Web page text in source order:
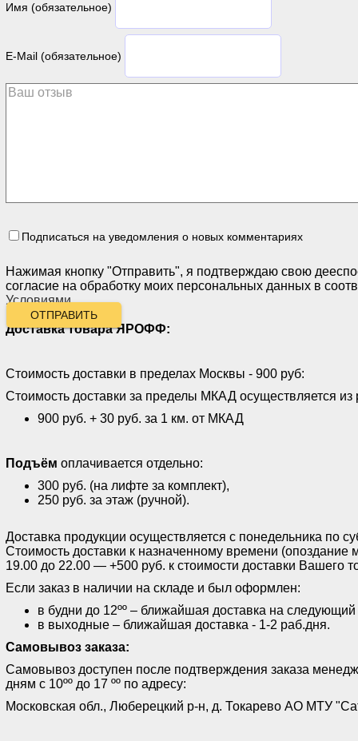
Имя (обязательное)
E-Mail (обязательное)
Подписаться на уведомления о новых комментариях
Нажимая кнопку "Отправить", я подтверждаю свою
согласие на обработку моих персональных данных в
Условиями.
ОТПРАВИТЬ
Доставка товара ЯРОФФ:
Стоимость доставки в пределах Москвы - 900 руб:
Стоимость доставки за пределы МКАД осуществляется из
900 руб. + 30 руб. за 1 км. от МКАД
Подъём оплачивается отдельно:
300 руб. (на лифте за комплект),
250 руб. за этаж (ручной).
Доставка продукции осуществляется с понедельника по
Стоимость доставки к назначенному времени (опоздание
19.00 до 22.00 — +500 руб. к стоимости доставки Вашего
Если заказ в наличии на складе и был оформлен:
в будни до 12ºº – ближайшая доставка на следующий
в выходные – ближайшая доставка - 1-2 раб.дня.
Самовывоз заказа:
Самовывоз доступен после подтверждения заказа
дням с 10ºº до 17 ºº по адресу:
Московская обл., Люберецкий р-н, д. Токарево АО МТУ